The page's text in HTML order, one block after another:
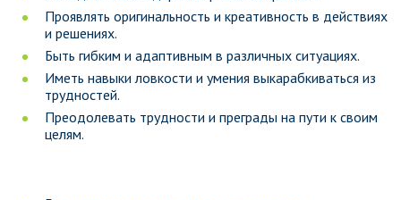
Проявлять оригинальность и креативность в действиях
и решениях.
Быть гибким и адаптивным в различных ситуациях.
Иметь навыки ловкости и умения выкарабкиваться из
трудностей.
Преодолевать трудности и преграды на пути к своим
целям.